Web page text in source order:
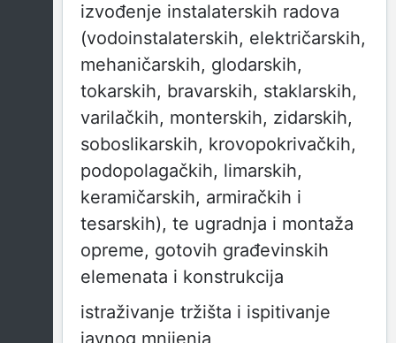
izvođenje instalaterskih radova
(vodoinstalaterskih, električarskih,
mehaničarskih, glodarskih,
tokarskih, bravarskih, staklarskih,
varilačkih, monterskih, zidarskih,
soboslikarskih, krovopokrivačkih,
podopolagačkih, limarskih,
keramičarskih, armiračkih i
tesarskih), te ugradnja i montaža
opreme, gotovih građevinskih
elemenata i konstrukcija
istraživanje tržišta i ispitivanje
javnog mnijenja